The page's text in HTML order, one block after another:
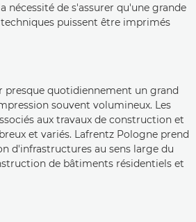
nécessité de s'assurer qu'une grande
puissent être imprimés
presque quotidiennement un grand
souvent volumineux. Les
aux travaux de construction et
et variés. Lafrentz Pologne prend
d'infrastructures au sens large du
de bâtiments résidentiels et